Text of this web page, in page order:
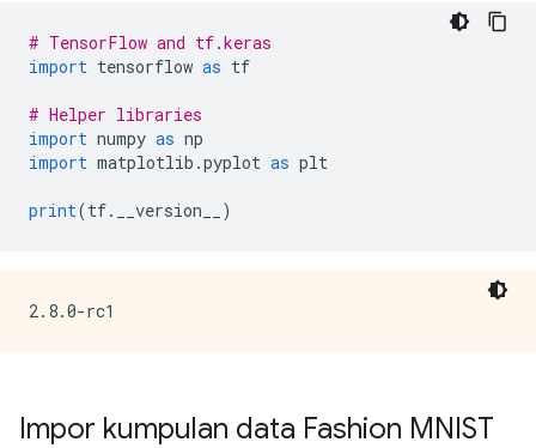
# TensorFlow and tf.keras
import tensorflow as tf
# Helper libraries
import numpy as np
import matplotlib .pyplot as plt
print(tf. __version__ )
Impor kumpulan data Fashion MNIST